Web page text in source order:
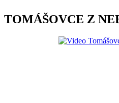
TOMÁŠOVCE Z